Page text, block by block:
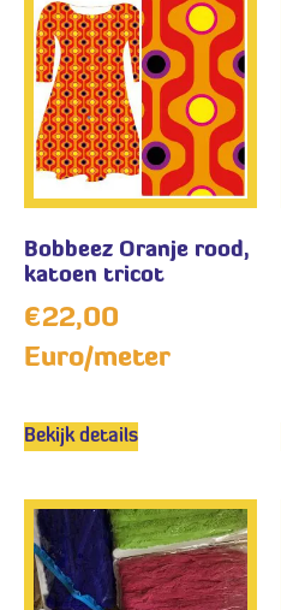
Bobbeez Oranje rood,
katoen tricot
€22,00
Euro/meter
Bekijk details